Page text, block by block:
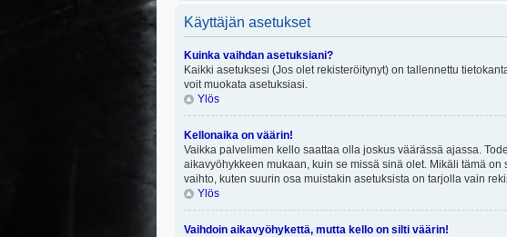
Käyttäjän asetukset
Kuinka vaihdan asetuksiani?
Kaikki asetuksesi (Jos olet rekisteröitynyt) on tallennettu
voit muokata asetuksiasi.
Ylös
Kellonaika on väärin!
Vaikka palvelimen kello saattaa olla joskus väärässä ajassa.
aikavyöhykkeen mukaan, kuin se missä sinä olet. Mikäli tämä
vaihto, kuten suurin osa muistakin asetuksista on tarjolla vain
Ylös
Vaihdoin aikavyöhykettä, mutta kello on silti väärin!